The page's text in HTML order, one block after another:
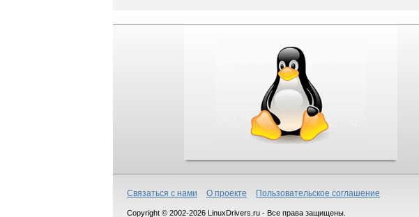
Связаться с нами О проекте Пользовательское соглашение
Copyright © 2002-2026 LinuxDrivers.ru - Все права защищены.